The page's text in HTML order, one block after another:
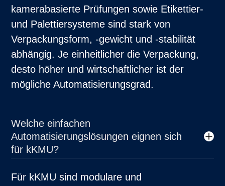
kamerabasierte Prüfungen sowie Etikettier-
und Palettiersysteme sind stark von
Verpackungsform, -gewicht und -stabilität
abhängig. Je einheitlicher die Verpackung,
desto höher und wirtschaftlicher ist der
mögliche Automatisierungsgrad.
Welche einfachen
Automatisierungslösungen eignen sich
für kKMU?
Für kKMU sind modulare und